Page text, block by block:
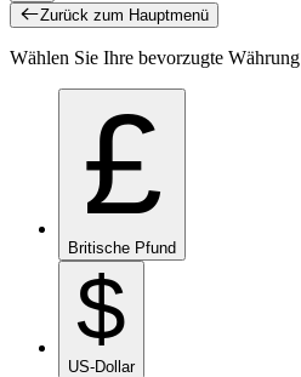
Zurück zum Hauptmenü
Wählen Sie Ihre bevorzugte Währung
£
Britische Pfund
$
US-Dollar